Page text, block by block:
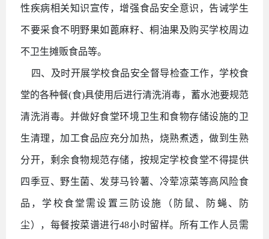
性疾病相关知识宣传，增强食品安全意识，告诫学生
不要采食不明野果如蓖麻籽、桐油果及购买学校周边
不卫生摊贩食品等。
四、及时开展学校食品安全督导检查工作，学校食
堂的各种餐(食)具使用后进行清洗消毒，蓄水池要规范
清洗消毒。并做好食堂环境卫生和食物存储设施的卫
生清理，加工食品应充分加热，烧熟煮透，做到生熟
分开，剩余食物规范存储，按规定学校食堂不得提供
四季豆、野生菌、发芽马铃薯、冷荤凉菜等高风险食
品，学校食堂需设置三防设施（防鼠、防蝇、防
尘），每餐按菜谱进行48小时留样。所有工作人员需